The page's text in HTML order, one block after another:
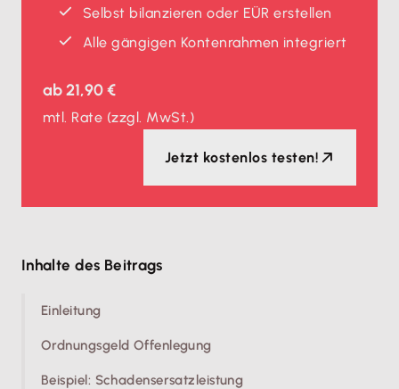
Selbst bilanzieren oder EÜR erstellen
Alle gängigen Kontenrahmen integriert
ab21,90 €
mtl. Rate (zzgl. MwSt.)
Jetzt kostenlos testen!
Inhalte des Beitrags
Einleitung
Ordnungsgeld Offenlegung
Beispiel: Schadensersatzleistung